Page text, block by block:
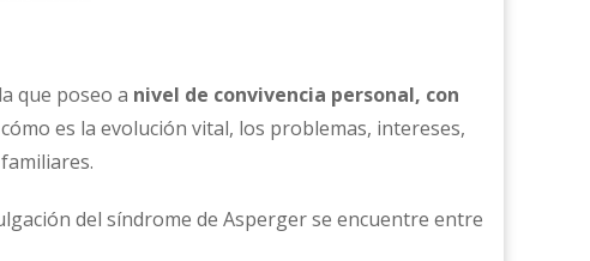
que poseo a nivel de convivencia personal, con
es la evolución vital, los problemas, intereses,
del síndrome de Asperger se encuentre entre